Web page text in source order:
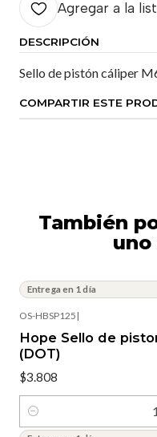
Agregar a la
DESCRIPCIÓN
Sello de pistón cáliper
COMPARTIR ESTE
También
Entrega en 1 día
OS-HBSP125 |
Hope Sello de
(DOT)
$3.808
Cantidad